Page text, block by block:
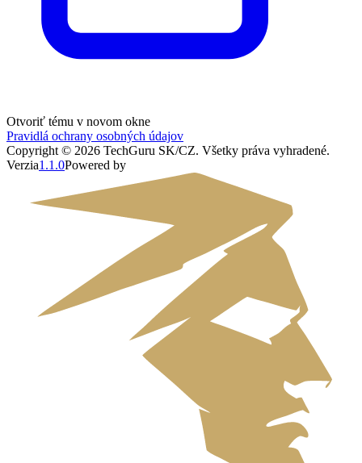
Otvoriť tému v novom okne
Pravidlá ochrany osobných údajov
Copyright © 2026 TechGuru SK/CZ. Všetky práva vyhradené.
Verzia1.1.0Powered by